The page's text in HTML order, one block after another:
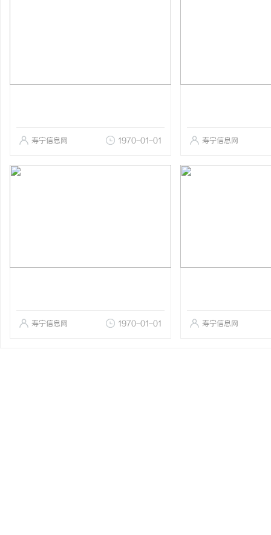
寿宁信息网 1970-01-01 寿宁信息网
寿宁信息网 1970-01-01 寿宁信息网